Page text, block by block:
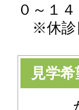
０～１４
※休診
見学